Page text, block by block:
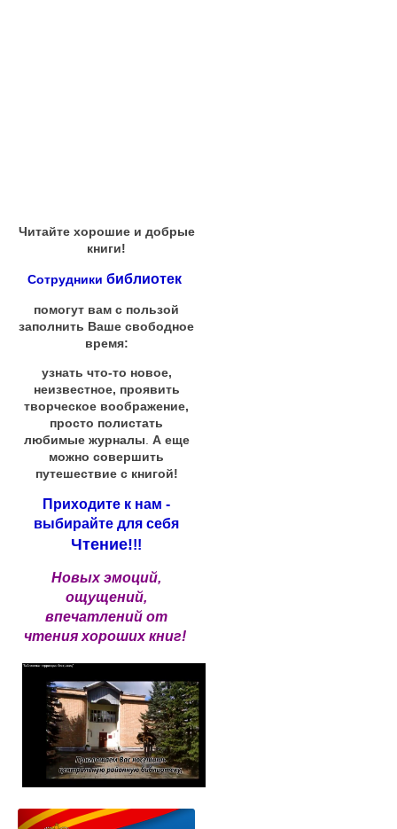
Читайте хорошие и добрые
книги!
Сотрудники библиотек
помогут вам с пользой
заполнить Ваше свободное
время:
узнать что-то новое,
неизвестное, проявить
творческое воображение,
просто полистать
любимые журналы А еще
можно совершить
путешествие с книгой!
Приходите к нам -
выбирайте для себя
Чтение!!!
Новых эмоций,
ощущений,
впечатлений от
чтения хороших книг!